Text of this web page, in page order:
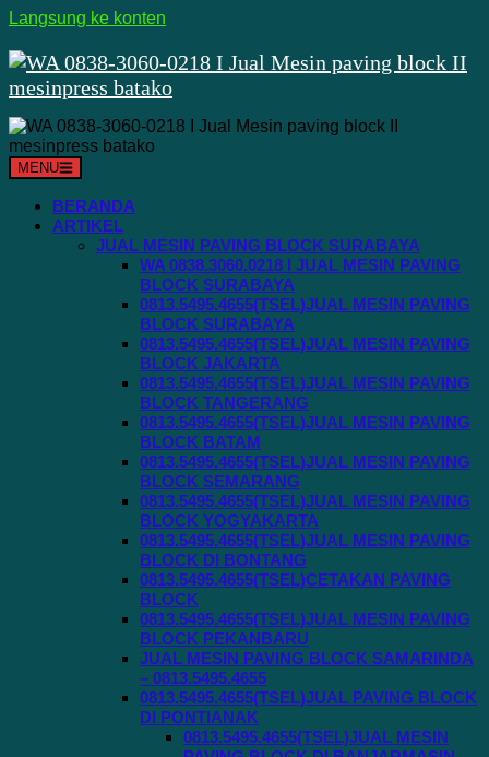
Langsung ke konten
MENU
BERANDA
ARTIKEL
JUAL MESIN PAVING BLOCK SURABAYA
WA 0838.3060.0218 I JUAL MESIN PAVING
BLOCK SURABAYA
0813.5495.4655(TSEL)JUAL MESIN PAVING
BLOCK SURABAYA
0813.5495.4655(TSEL)JUAL MESIN PAVING
BLOCK JAKARTA
0813.5495.4655(TSEL)JUAL MESIN PAVING
BLOCK TANGERANG
0813.5495.4655(TSEL)JUAL MESIN PAVING
BLOCK BATAM
0813.5495.4655(TSEL)JUAL MESIN PAVING
BLOCK SEMARANG
0813.5495.4655(TSEL)JUAL MESIN PAVING
BLOCK YOGYAKARTA
0813.5495.4655(TSEL)JUAL MESIN PAVING
BLOCK DI BONTANG
0813.5495.4655(TSEL)CETAKAN PAVING
BLOCK
0813.5495.4655(TSEL)JUAL MESIN PAVING
BLOCK PEKANBARU
JUAL MESIN PAVING BLOCK SAMARINDA
– 0813.5495.4655
0813.5495.4655(TSEL)JUAL PAVING BLOCK
DI PONTIANAK
0813.5495.4655(TSEL)JUAL MESIN